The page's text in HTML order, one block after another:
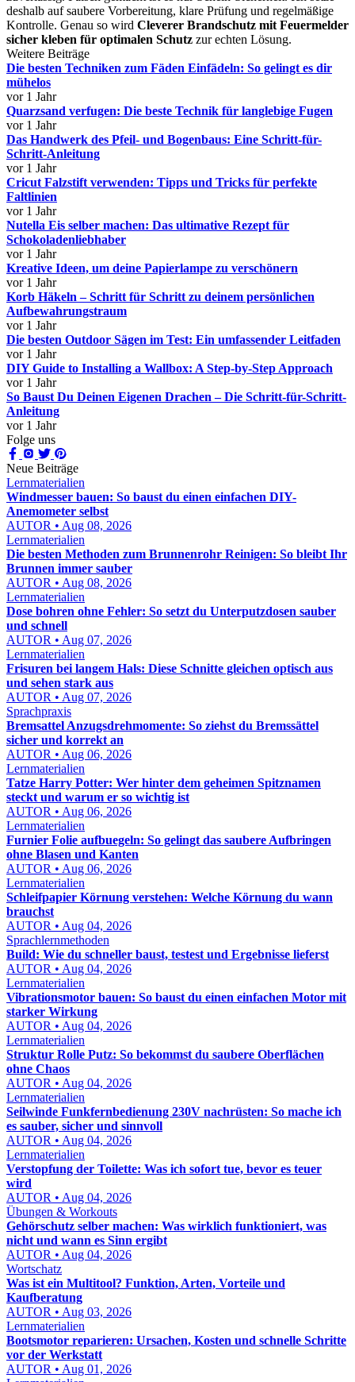
deshalb auf saubere Vorbereitung, klare Prüfung und regelmäßige
Kontrolle. Genau so wird Cleverer Brandschutz mit Feuermelder
sicher kleben für optimalen Schutz zur echten Lösung.
Weitere Beiträge
Die besten Techniken zum Fäden Einfädeln: So gelingt es dir
mühelos
vor 1 Jahr
Quarzsand verfugen: Die beste Technik für langlebige Fugen
vor 1 Jahr
Das Handwerk des Pfeil- und Bogenbaus: Eine Schritt-für-
Schritt-Anleitung
vor 1 Jahr
Cricut Falzstift verwenden: Tipps und Tricks für perfekte
Faltlinien
vor 1 Jahr
Nutella Eis selber machen: Das ultimative Rezept für
Schokoladenliebhaber
vor 1 Jahr
Kreative Ideen, um deine Papierlampe zu verschönern
vor 1 Jahr
Korb Häkeln – Schritt für Schritt zu deinem persönlichen
Aufbewahrungstraum
vor 1 Jahr
Die besten Outdoor Sägen im Test: Ein umfassender Leitfaden
vor 1 Jahr
DIY Guide to Installing a Wallbox: A Step-by-Step Approach
vor 1 Jahr
So Baust Du Deinen Eigenen Drachen – Die Schritt-für-Schritt-
Anleitung
vor 1 Jahr
Folge uns
Neue Beiträge
Lernmaterialien
Windmesser bauen: So baust du einen einfachen DIY-
Anemometer selbst
AUTOR • Aug 08, 2026
Lernmaterialien
Die besten Methoden zum Brunnenrohr Reinigen: So bleibt Ihr
Brunnen immer sauber
AUTOR • Aug 08, 2026
Lernmaterialien
Dose bohren ohne Fehler: So setzt du Unterputzdosen sauber
und schnell
AUTOR • Aug 07, 2026
Lernmaterialien
Frisuren bei langem Hals: Diese Schnitte gleichen optisch aus
und sehen stark aus
AUTOR • Aug 07, 2026
Sprachpraxis
Bremsattel Anzugsdrehmomente: So ziehst du Bremssättel
sicher und korrekt an
AUTOR • Aug 06, 2026
Lernmaterialien
Tatze Harry Potter: Wer hinter dem geheimen Spitznamen
steckt und warum er so wichtig ist
AUTOR • Aug 06, 2026
Lernmaterialien
Furnier Folie aufbuegeln: So gelingt das saubere Aufbringen
ohne Blasen und Kanten
AUTOR • Aug 06, 2026
Lernmaterialien
Schleifpapier Körnung verstehen: Welche Körnung du wann
brauchst
AUTOR • Aug 04, 2026
Sprachlernmethoden
Build: Wie du schneller baust, testest und Ergebnisse lieferst
AUTOR • Aug 04, 2026
Lernmaterialien
Vibrationsmotor bauen: So baust du einen einfachen Motor mit
starker Wirkung
AUTOR • Aug 04, 2026
Lernmaterialien
Struktur Rolle Putz: So bekommst du saubere Oberflächen
ohne Chaos
AUTOR • Aug 04, 2026
Lernmaterialien
Seilwinde Funkfernbedienung 230V nachrüsten: So mache ich
es sauber, sicher und sinnvoll
AUTOR • Aug 04, 2026
Lernmaterialien
Verstopfung der Toilette: Was ich sofort tue, bevor es teuer
wird
AUTOR • Aug 04, 2026
Übungen & Workouts
Gehörschutz selber machen: Was wirklich funktioniert, was
nicht und wann es Sinn ergibt
AUTOR • Aug 04, 2026
Wortschatz
Was ist ein Multitool? Funktion, Arten, Vorteile und
Kaufberatung
AUTOR • Aug 03, 2026
Lernmaterialien
Bootsmotor reparieren: Ursachen, Kosten und schnelle Schritte
vor der Werkstatt
AUTOR • Aug 01, 2026